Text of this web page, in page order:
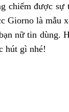
chiếm được sự
Giorno là mẫu
nữ tin dùng.
hút gì nhé!